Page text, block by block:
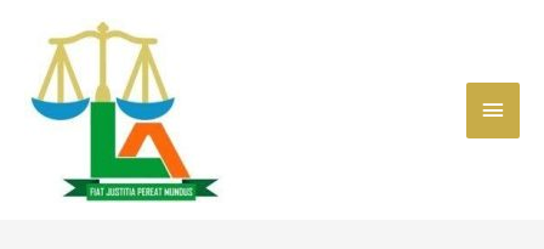
content
Main